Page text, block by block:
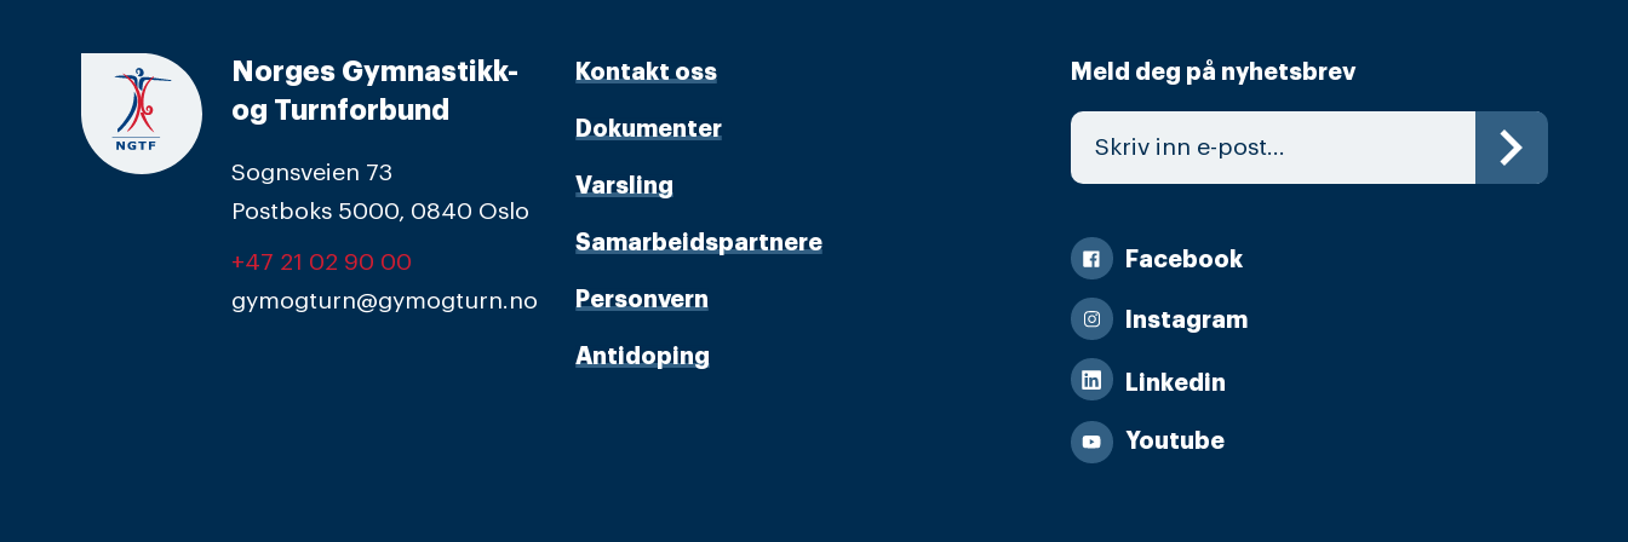
Norges Gymnastikk-
og Turnforbund
Sognsveien 73
Postboks 5000, 0840 Oslo
+47 21 02 90 00
gymogturn@gymogturn.no
Kontakt oss
Dokumenter
Varsling
Samarbeidspartnere
Personvern
Antidoping
Meld deg på nyhetsbrev
Facebook
Instagram
Linkedin
Youtube